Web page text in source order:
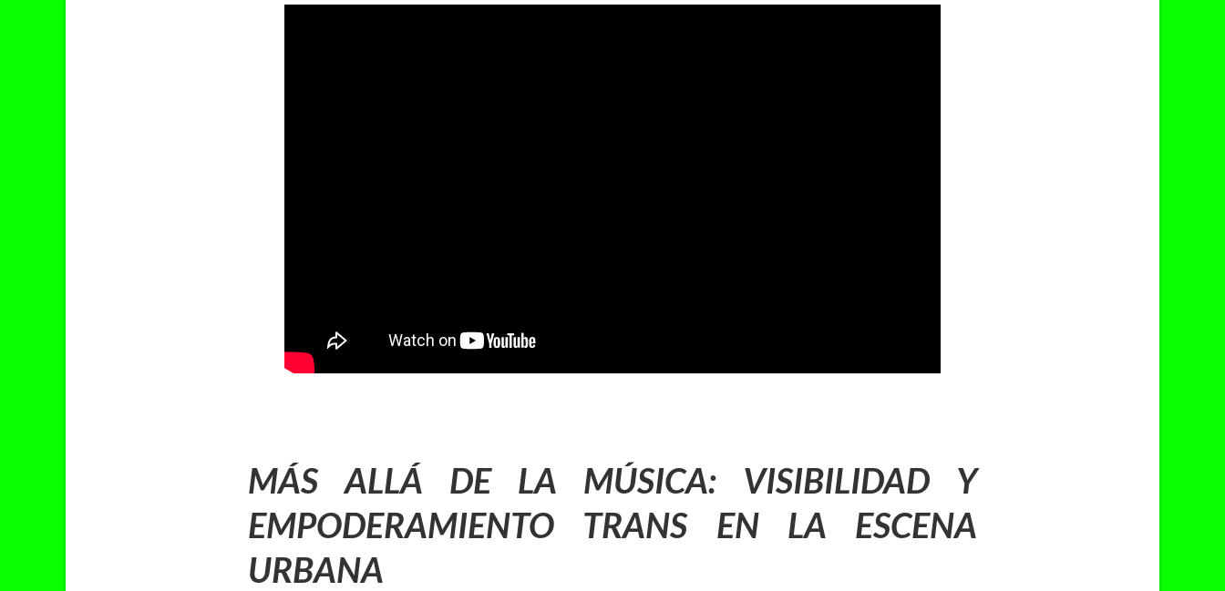
MÁS ALLÁ DE LA MÚSICA: VISIBILIDAD Y
EMPODERAMIENTO TRANS EN LA ESCENA
URBANA